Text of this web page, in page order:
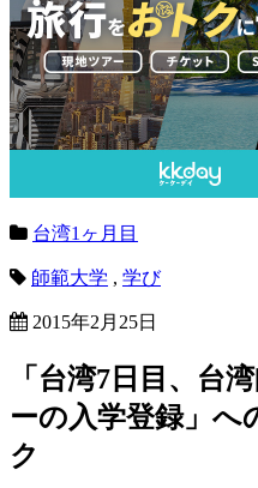
台湾1ヶ月目
師範大学 , 学び
2015年2月25日
「 台湾7日目、台
ーの入学登録」へ
ク